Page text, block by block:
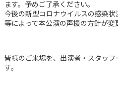
ます。予めご了承ください。
今後の新型コロナウイルスの感染
等によって本公演の声援の方針が変
皆様のご来場を、出演者・スタッ
す。